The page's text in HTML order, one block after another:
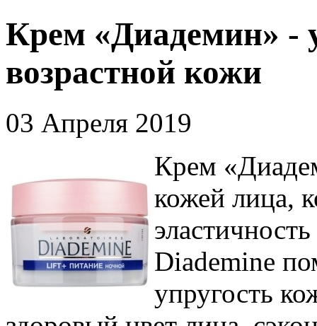
Крем «Диадемин» -
возрастной кожи
03 Апреля 2019
Крем
кожей лица,
Diademine
упругость